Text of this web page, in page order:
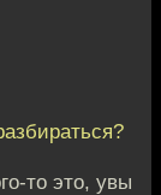
то это, увы